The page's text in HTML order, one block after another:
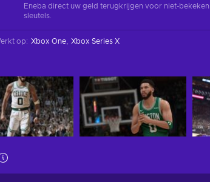
Eneba direct uw geld terugkrijgen voor niet-bekeken
sleutels.
op: Xbox One Xbox Series X